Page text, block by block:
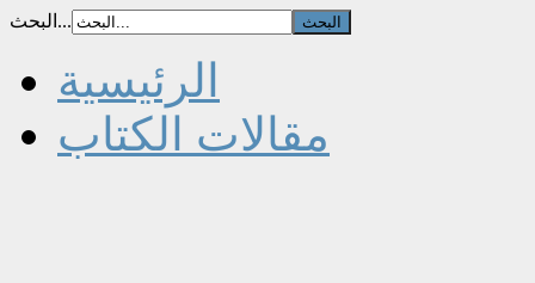
البحث...
الرئيسية
مقالات الكتاب